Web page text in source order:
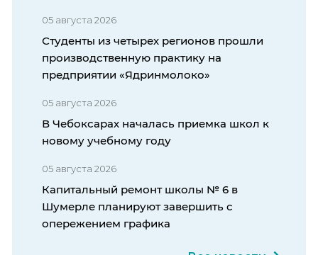
05 августа 2026
Студенты из четырех регионов прошли
производственную практику на
предприятии «Ядринмолоко»
05 августа 2026
В Чебоксарах началась приемка школ к
новому учебному году
05 августа 2026
Капитальный ремонт школы № 6 в
Шумерле планируют завершить с
опережением графика